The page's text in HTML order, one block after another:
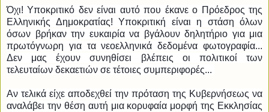
Όχι! Υποκριτικό δεν είναι αυτό που έκανε ο Πρόεδρος της
Ελληνικής Δημοκρατίας! Υποκριτική είναι η στάση όλων
όσων βρήκαν την ευκαιρία να βγάλουν δηλητήριο για μια
πρωτόγνωρη για τα νεοελληνικά δεδομένα φωτογραφία...
Δεν μας έχουν συνηθίσει βλέπεις οι πολιτικοί των
τελευταίων δεκαετιών σε τέτοιες συμπεριφορές...
Αν τελικά είχε αποδεχθεί την πρόταση της Κυβερνήσεως να
αναλάβει την θέση αυτή μια κορυφαία μορφή της Εκκλησίας